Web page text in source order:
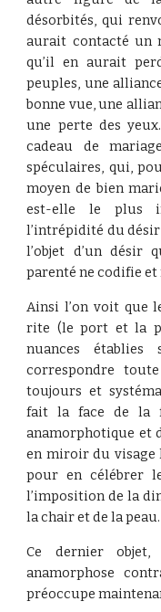
désorbités, qui
aurait contacté un
qu’il en aurait
peuples, une
bonne vue, une
une perte des
cadeau de
spéculaires, qui,
moyen de bien
est-elle le plus
l’intrépidité du
l’objet d’un désir
parenté ne codifie
Ainsi l’on voit que
rite (le port et la
nuances
correspondre
toujours et
fait la face de la
anamorphotique et
en miroir du visage
pour en célébrer
l’imposition de la
la chair et de la peau.
Ce dernier objet,
anamorphose
préoccupe